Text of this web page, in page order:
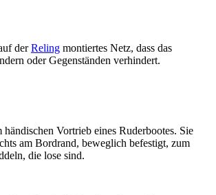
uf derReling montiertes Netz, dass das
oder Gegenständen verhindert.
händischen Vortrieb eines Ruderbootes. Sie
am Bordrand, beweglich befestigt, zum
die lose sind.